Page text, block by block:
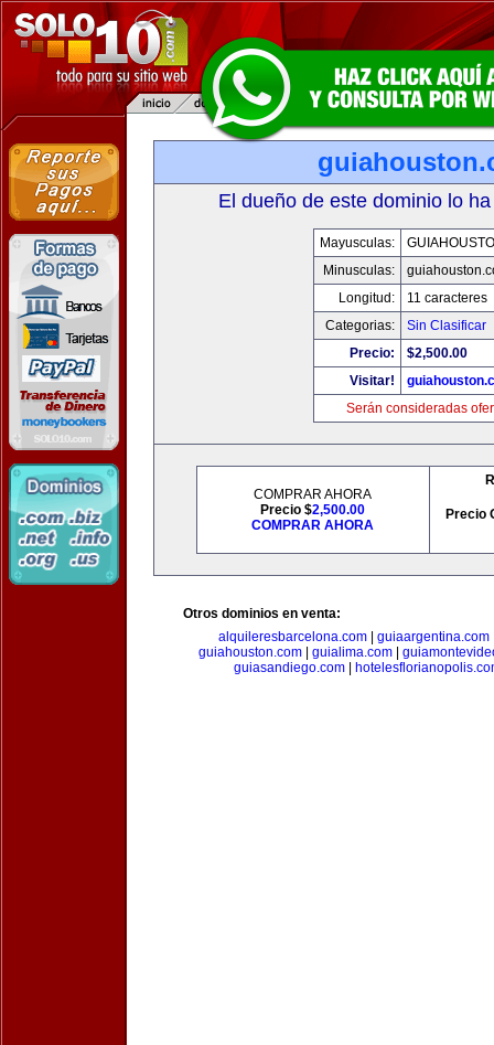
El dueño de este dominio lo
Mayusculas:
Minusculas:
Longitud:
11 caracteres
Categorias:
Sin Clasificar
Precio:
$2,500.00
Visitar!
Serán consideradas
COMPRAR AHORA
Precio $2,500.00
COMPRAR AHORA
Precio
Otros dominios en venta:
alquileresbarcelona.com| guiaargentina.com
guiahouston.com| guialima.com|
guiasandiego.com